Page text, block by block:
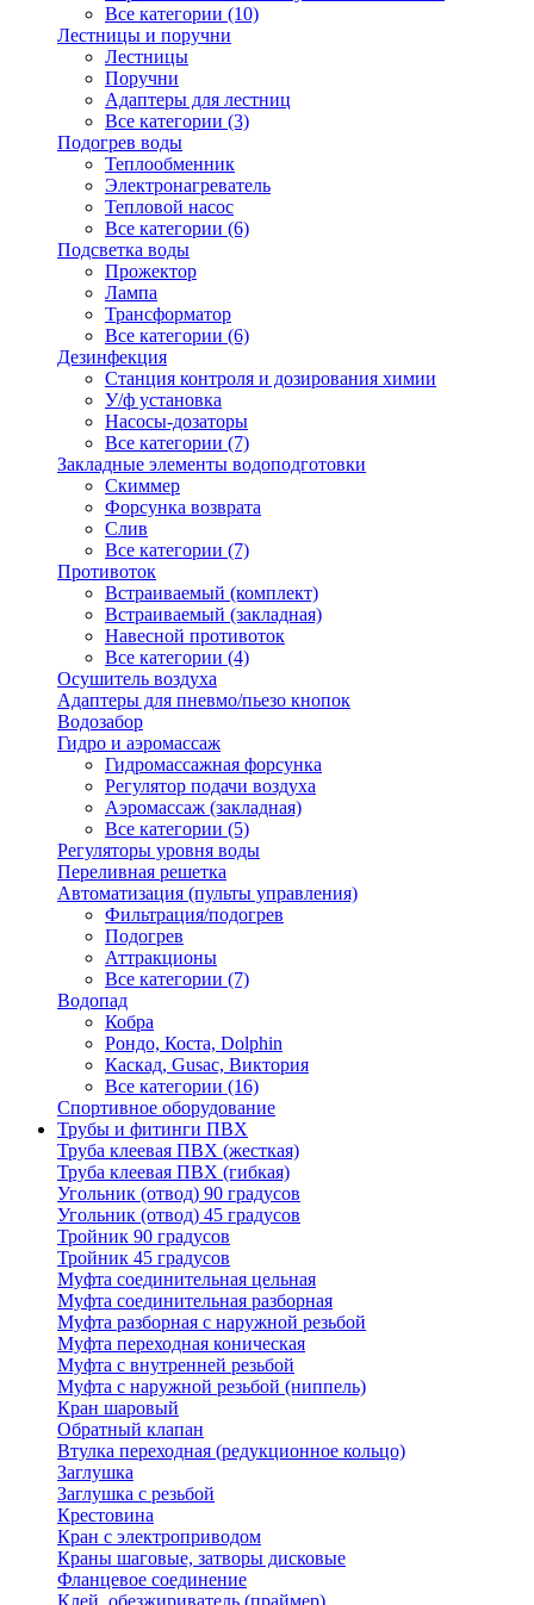
Все категории (10)
Лестницы и поручни
Лестницы
Поручни
Адаптеры для лестниц
Все категории (3)
Подогрев воды
Теплообменник
Электронагреватель
Тепловой насос
Все категории (6)
Подсветка воды
Прожектор
Лампа
Трансформатор
Все категории (6)
Дезинфекция
Станция контроля и дозирования химии
У/ф установка
Насосы-дозаторы
Все категории (7)
Закладные элементы водоподготовки
Скиммер
Форсунка возврата
Слив
Все категории (7)
Противоток
Встраиваемый (комплект)
Встраиваемый (закладная)
Навесной противоток
Все категории (4)
Осушитель воздуха
Адаптеры для пневмо/пьезо кнопок
Водозабор
Гидро и аэромассаж
Гидромассажная форсунка
Регулятор подачи воздуха
Аэромассаж (закладная)
Все категории (5)
Регуляторы уровня воды
Переливная решетка
Автоматизация (пульты управления)
Фильтрация/подогрев
Подогрев
Аттракционы
Все категории (7)
Водопад
Кобра
Рондо, Коста, Dolphin
Каскад, Gusac, Виктория
Все категории (16)
Спортивное оборудование
Трубы и фитинги ПВХ
Труба клеевая ПВХ (жесткая)
Труба клеевая ПВХ (гибкая)
Угольник (отвод) 90 градусов
Угольник (отвод) 45 градусов
Тройник 90 градусов
Тройник 45 градусов
Муфта соединительная цельная
Муфта соединительная разборная
Муфта разборная с наружной резьбой
Муфта переходная коническая
Муфта с внутренней резьбой
Муфта с наружной резьбой (ниппель)
Кран шаровый
Обратный клапан
Втулка переходная (редукционное кольцо)
Заглушка
Заглушка с резьбой
Крестовина
Кран с электроприводом
Краны шаговые, затворы дисковые
Фланцевое соединение
Клей, обезжириватель (праймер)